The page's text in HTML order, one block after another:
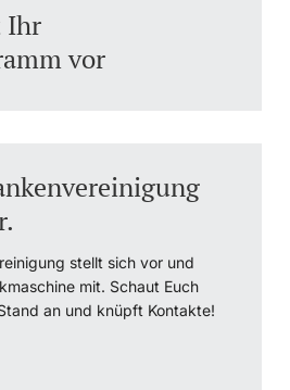
für Geflüchtete
Ihr
vor
stellt sich vor und
mit. Schaut Euch
an und knüpft Kontakte!